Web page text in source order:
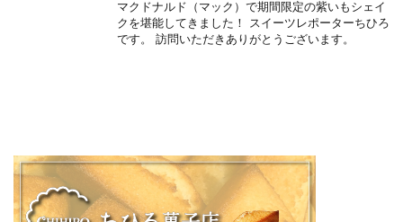
マクドナルド（マック）で期間限定の紫いもシェイ
クを堪能してきました！ スイーツレポーターちひろ
です。 訪問いただきありがとうございます。